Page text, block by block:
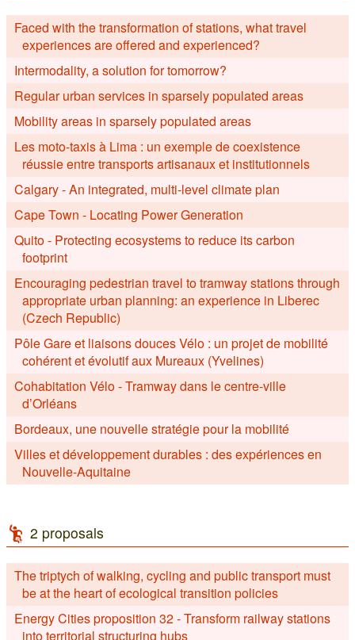
Faced with the transformation of stations, what travel
experiences are offered and experienced?
Intermodality, a solution for tomorrow?
Regular urban services in sparsely populated areas
Mobility areas in sparsely populated areas
Les moto-taxis à Lima : un exemple de coexistence
réussie entre transports artisanaux et institutionnels
Calgary - An integrated, multi-level climate plan
Cape Town - Locating Power Generation
Quito - Protecting ecosystems to reduce its carbon
footprint
Encouraging pedestrian travel to tramway stations through
appropriate urban planning: an experience in Liberec
(Czech Republic)
Pôle Gare et liaisons douces Vélo : un projet de mobilité
cohérent et évolutif aux Mureaux (Yvelines)
Cohabitation Vélo - Tramway dans le centre-ville
d’Orléans
Bordeaux, une nouvelle stratégie pour la mobilité
Villes et développement durables : des expériences en
Nouvelle-Aquitaine
2 proposals
The triptych of walking, cycling and public transport must
be at the heart of ecological transition policies
Energy Cities proposition 32 - Transform railway stations
into territorial structuring hubs